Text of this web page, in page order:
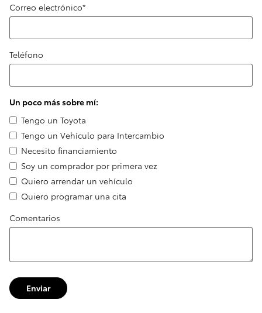
Correo electrónico*
Teléfono
Un poco más sobre mí:
Tengo un Toyota
Tengo un Vehículo para Intercambio
Necesito financiamiento
Soy un comprador por primera vez
Quiero arrendar un vehículo
Quiero programar una cita
Comentarios
Enviar